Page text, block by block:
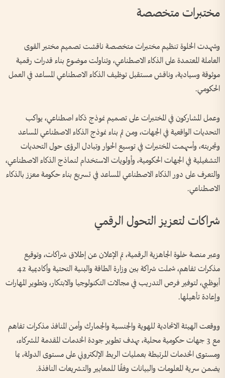
مختبرات متخصصة
وشهدت الخلوة تنظيم مختبرات متخصصة ناقشت تصميم مختبر القوى
العاملة المعتمدة على الذكاء الاصطناعي، وتناولت موضوع بناء قدرات رقمية
موثوقة وسيادية، وناقش مستقبل توظيف الذكاء الاصطناعي المساعد في العمل
الحكومي.
وعمل المشاركون في المختبرات على تصميم نموذج ذكاء اصطناعي، يواكب
التحديات الواقعية في الجهات، ومن ثم بناء نموذج الذكاء الاصطناعي المساعد
وتجربته، وأسهمت المختبرات في توسيع الحوار وتبادل الرؤى حول التحديات
التشغيلية في الجهات الحكومية، وأولويات الاستخدام لنماذج الذكاء الاصطناعي،
والتعرف على دور الذكاء الاصطناعي المساعد في تسريع بناء حكومة معزز بالذكاء
الاصطناعي.
شراكات لتعزيز التحول الرقمي
وعبر منصة خلوة الجاهزية الرقمية، تم الإعلان عن إطلاق شراكات، وتوقيع
مذكرات تفاهم، شملت شراكة بين وزارة الطاقة والبنية التحتية وأكاديمية 42
أبوظبي، لتوفير فرص التدريب في مجالات التكنولوجيا والابتكار، وتطوير المهارات
وإعادة تأهيلها.
ووقعت الهيئة الاتحادية للهوية والجنسية والجمارك وأمن المنافذ مذكرات تفاهم
مع 3 جهات حكومية محلية، بهدف تطوير جودة الخدمات المقدمة للشركاء،
ومستوى الخدمات المرتبطة بعمليات الربط الإلكتروني على مستوى الدولة، بما
يضمن سرية المعلومات والبيانات وفقًا للمعايير والتشريعات النافذة.